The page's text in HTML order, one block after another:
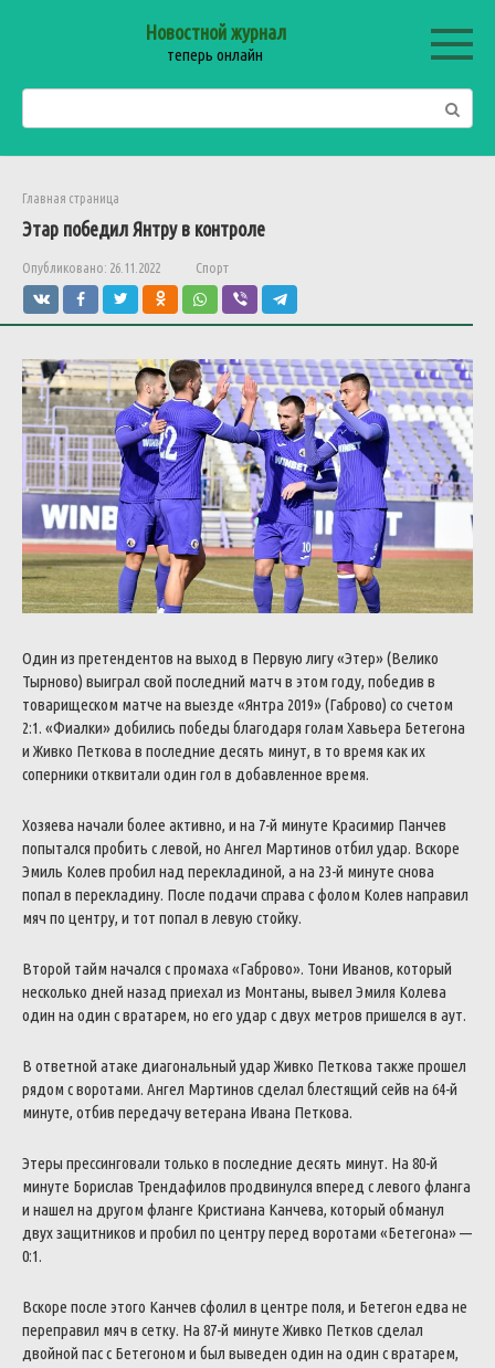
Новостной журнал
теперь онлайн
Главная страница
Этар победил Янтру в контроле
Опубликовано: 26.11.2022 Спорт
Один из претендентов на выход в Первую лигу «Этер» (Велико
Тырново) выиграл свой последний матч в этом году, победив в
товарищеском матче на выезде «Янтра 2019» (Габрово) со счетом
2:1. «Фиалки» добились победы благодаря голам Хавьера Бетегона
и Живко Петкова в последние десять минут, в то время как их
соперники отквитали один гол в добавленное время.
Хозяева начали более активно, и на 7-й минуте Красимир Панчев
попытался пробить с левой, но Ангел Мартинов отбил удар. Вскоре
Эмиль Колев пробил над перекладиной, а на 23-й минуте снова
попал в перекладину. После подачи справа с фолом Колев направил
мяч по центру, и тот попал в левую стойку.
Второй тайм начался с промаха «Габрово». Тони Иванов, который
несколько дней назад приехал из Монтаны, вывел Эмиля Колева
один на один с вратарем, но его удар с двух метров пришелся в аут.
В ответной атаке диагональный удар Живко Петкова также прошел
рядом с воротами. Ангел Мартинов сделал блестящий сейв на 64-й
минуте, отбив передачу ветерана Ивана Петкова.
Этеры прессинговали только в последние десять минут. На 80-й
минуте Борислав Трендафилов продвинулся вперед с левого фланга
и нашел на другом фланге Кристиана Канчева, который обманул
двух защитников и пробил по центру перед воротами «Бетегона» —
0:1.
Вскоре после этого Канчев сфолил в центре поля, и Бетегон едва не
переправил мяч в сетку. На 87-й минуте Живко Петков сделал
двойной пас с Бетегоном и был выведен один на один с вратарем,